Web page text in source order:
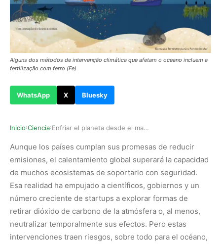
Alguns dos métodos de intervenção climática que afetam o oceano incluem a
fertilização com ferro (Fe)
WhatsApp X Bluesky
Inicio›Ciencia› Enfriar el planeta desde el mar: la ciencia sop…
Aunque los países cumplan sus promesas de reducir
emisiones, el calentamiento global superará la capacidad
de muchos ecosistemas de soportarlo con seguridad.
Esa realidad ha empujado a científicos, gobiernos y un
número creciente de startups a explorar formas de
retirar dióxido de carbono de la atmósfera o, al menos,
neutralizar temporalmente sus efectos. Pero estas
intervenciones traen riesgos, sobre todo para el océano,